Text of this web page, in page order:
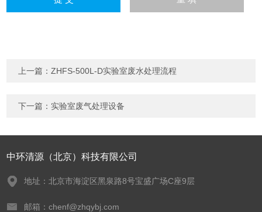
上一篇：ZHFS-500L-D实验室废水处理流程
下一篇： 实验室废气处理设备
中环清源（北京）科技有限公司
地址：北京市海淀区黑泉路8号宝盛广场C座9层
邮箱：chenf@zhqybj.com